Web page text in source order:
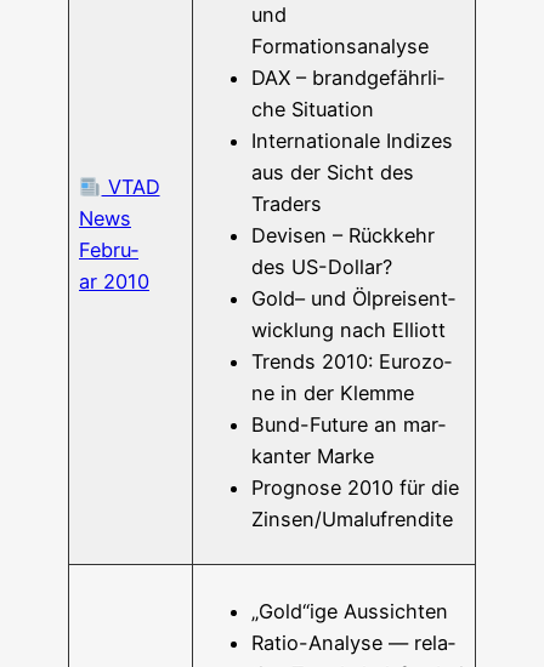
VTAD
News
Febru­
ar 2010
und
Formationsanalyse
DAX – brand­ge­fähr­li­
che Situation
Inter­na­tio­na­le Indi­zes
aus der Sicht des
Traders
Devi­sen – Rück­kehr
des US-Dollar?
Gold– und Ölpreis­ent­
wick­lung nach Elliott
Trends 2010: Euro­zo­
ne in der Klemme
Bund-Future an mar­
kan­ter Marke
Pro­gno­se 2010 für die
Zinsen/Umalufrendite
„Gold“ige Aus­sich­ten
Ratio-Ana­­ly­­se — rela­